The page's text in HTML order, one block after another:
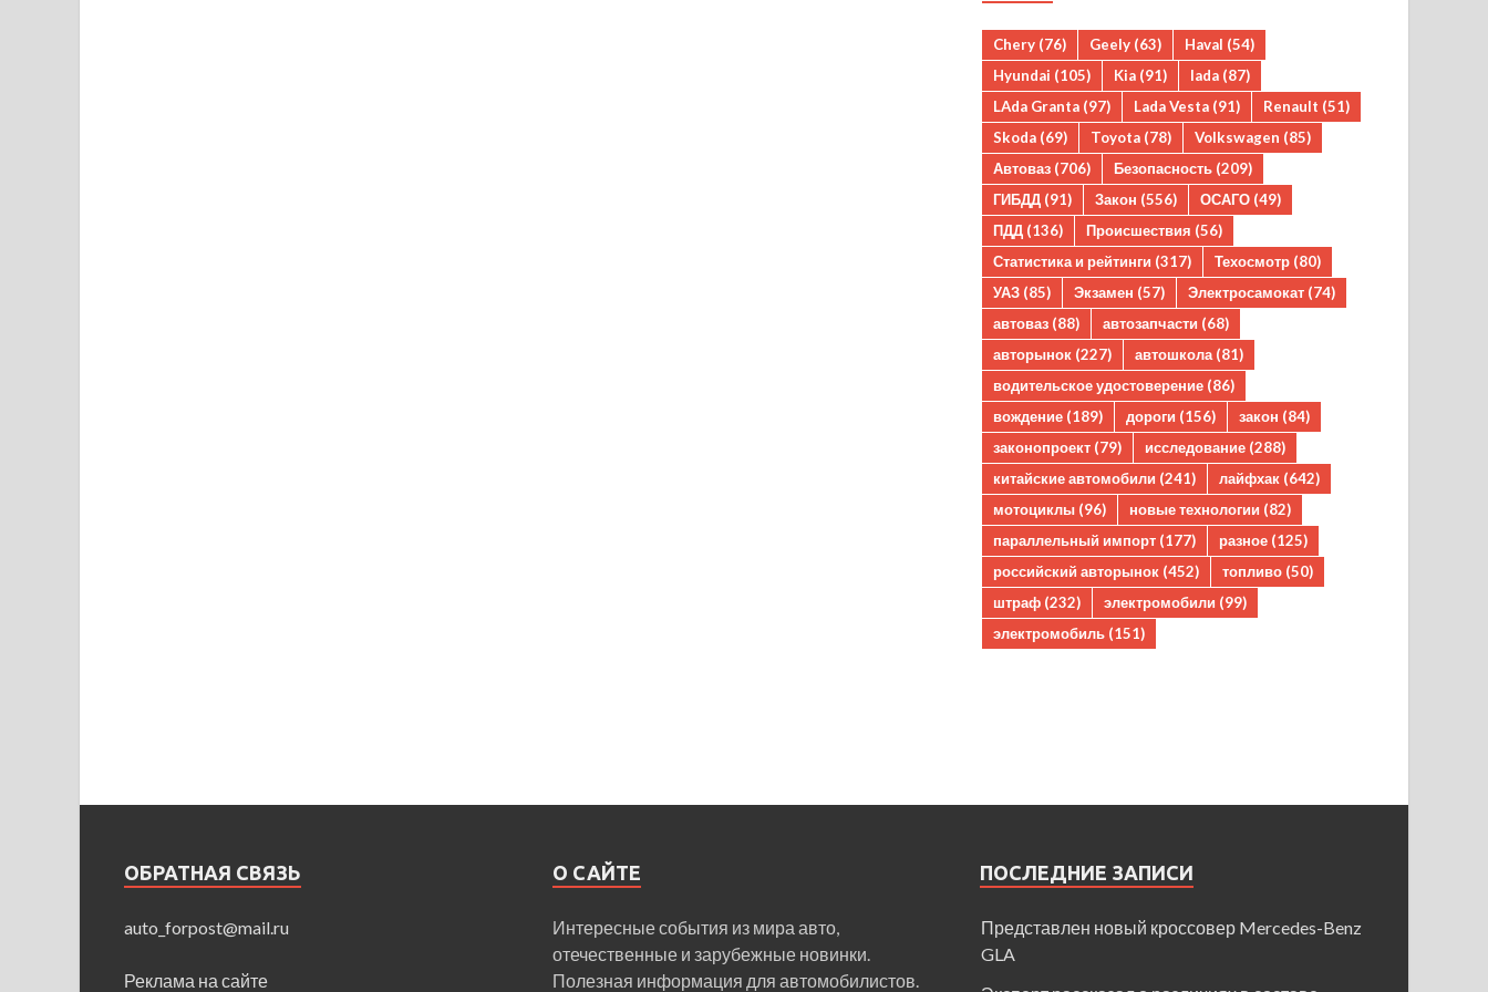
Chery (76) Geely (63) Haval (54)
Hyundai (105) Kia (91) lada (87)
LAda Granta (97) Lada Vesta (91) Renault (51)
Skoda (69) Toyota (78) Volkswagen (85)
Автоваз (706) Безопасность (209)
ГИБДД (91) Закон (556) ОСАГО (49)
ПДД (136) Происшествия (56)
Статистика и рейтинги (317) Техосмотр (80)
УАЗ (85) Экзамен (57) Электросамокат (74)
автоваз (88) автозапчасти (68)
авторынок (227) автошкола (81)
водительское удостоверение (86)
вождение (189) дороги (156) закон (84)
законопроект (79) исследование (288)
китайские автомобили (241) лайфхак (642)
мотоциклы (96) новые технологии (82)
параллельный импорт (177) разное (125)
российский авторынок (452) топливо (50)
штраф (232) электромобили (99)
электромобиль (151)
ОБРАТНАЯ СВЯЗЬ
auto_forpost@mail.ru
Реклама на сайте
О САЙТЕ
Интересные события из мира авто,
отечественные и зарубежные новинки.
Полезная информация для автомобилистов.
ПОСЛЕДНИЕ ЗАПИСИ
Представлен новый кроссовер Mercedes-Benz
GLA